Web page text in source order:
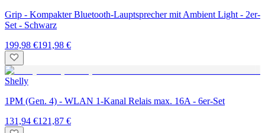
Grip - Kompakter Bluetooth-Lauptsprecher mit Ambient Light - 2er-
Set - Schwarz
199,98 €191,98 €
Shelly
1PM (Gen. 4) - WLAN 1-Kanal Relais max. 16A - 6er-Set
131,94 €121,87 €